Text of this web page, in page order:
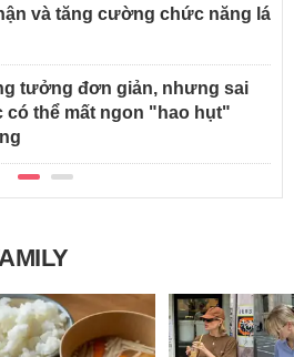
và tăng cường chức năng lá
tưởng đơn giản, nhưng sai
có thể mất ngon "hao hụt"